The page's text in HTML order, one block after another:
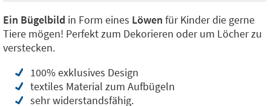
Ein Bügelbild in Form eines Löwen für Kinder die gerne
Tiere mögen! Perfekt zum Dekorieren oder um Löcher zu
verstecken.
100% exklusives Design
textiles Material zum Aufbügeln
sehr widerstandsfähig.